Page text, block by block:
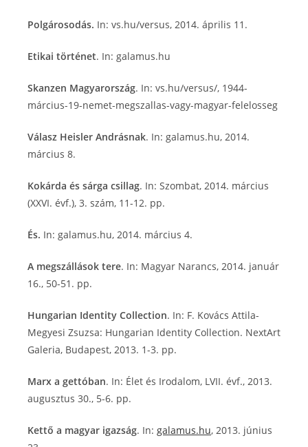
Polgárosodás. In: vs.hu/versus, 2014. április 11.
Etikai történet. In: galamus.hu
Skanzen Magyarország. In: vs.hu/versus/, 1944-
március-19-nemet-megszallas-vagy-magyar-felelosseg
Válasz Heisler Andrásnak. In: galamus.hu, 2014.
március 8.
Kokárda és sárga csillag. In: Szombat, 2014. március
(XXVI. évf.), 3. szám, 11-12. pp.
És. In: galamus.hu, 2014. március 4.
A megszállások tere. In: Magyar Narancs, 2014. január
16., 50-51. pp.
Hungarian Identity Collection. In: F. Kovács Attila-
Megyesi Zsuzsa: Hungarian Identity Collection. NextArt
Galeria, Budapest, 2013. 1-3. pp.
Marx a gettóban. In: Élet és Irodalom, LVII. évf., 2013.
augusztus 30., 5-6. pp.
Kettő a magyar igazság. In: galamus.hu, 2013. június